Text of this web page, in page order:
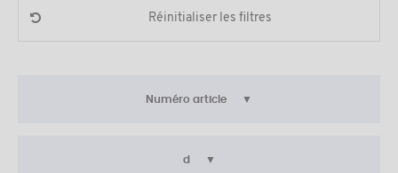
Réinitialiser les filtres
Numéro article
d